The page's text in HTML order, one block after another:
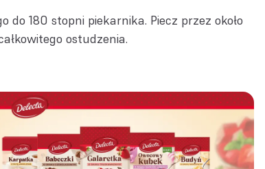
do 180 stopni piekarnika. Piecz przez około
ostudzenia.